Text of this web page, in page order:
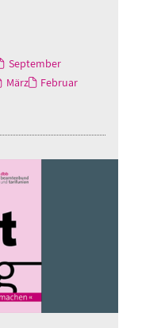
September
März
Februar